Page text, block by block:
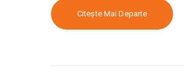
Citește Mai Departe